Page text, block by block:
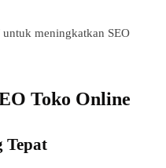
meningkatkan SEO
Toko Online
Tepat